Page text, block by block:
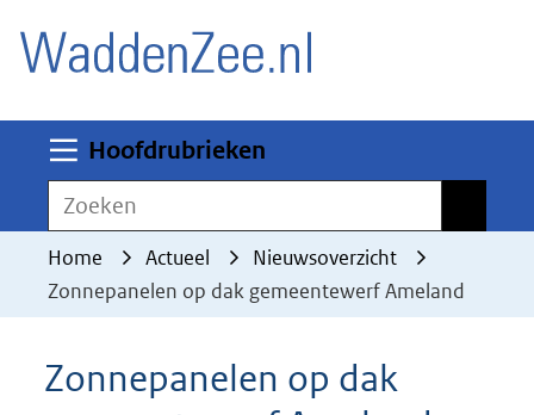
deze
worden
toegestaan
geweigerd.
Hoofdrubrieken
Zoeken
Home Actueel
Nieuwsoverzicht
Zonnepanelen op dak gemeentewerf Ameland
Zonnepanelen op dak